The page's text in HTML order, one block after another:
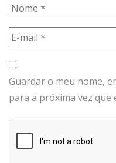
Guardar o meu nome,
para a próxima vez que